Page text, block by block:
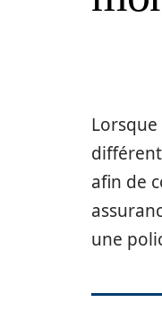
afin de
une